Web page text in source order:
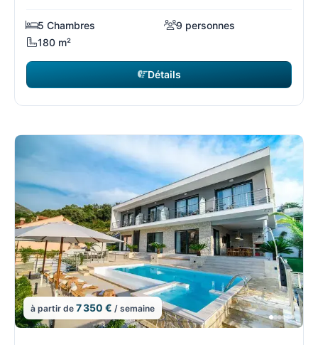
5 Chambres
9 personnes
180 m²
Détails
à partir de 7 350 € / semaine